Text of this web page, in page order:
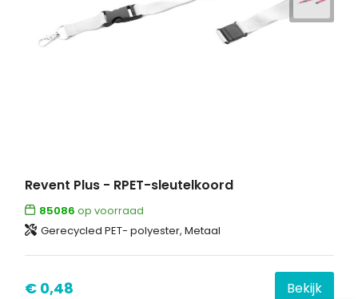
Revent Plus - RPET-sleutelkoord
85086 op voorraad
Gerecycled PET- polyester, Metaal
€ 0,48 Bekijk